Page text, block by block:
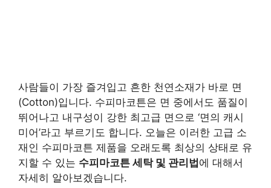
사람들이 가장 즐겨입고 흔한 천연소재가 바로 면
(Cotton)입니다. 수피마코튼은 면 중에서도 품질이
뛰어나고 내구성이 강한 최고급 면으로 ‘면의 캐시
미어’라고 부르기도 합니다. 오늘은 이러한 고급 소
재인 수피마코튼 제품을 오래도록 최상의 상태로 유
지할 수 있는 수피마코튼 세탁 및 관리법에 대해서
자세히 알아보겠습니다.